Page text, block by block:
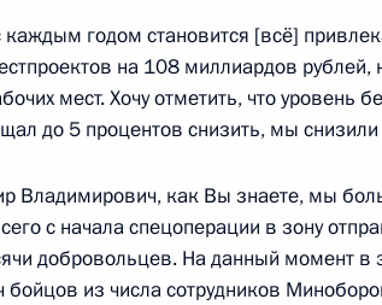
беседы с Председателем КНР Си
года, 10:10
года, среда
с Президентом Республики Конго
каждым годом становится [всё]
на 108 миллиардов рублей,
мест. Хочу отметить, что уровень
до 5 процентов снизить, мы
Владимирович, как Вы знаете, мы
с начала спецоперации в зону
добровольцев. На данный момент в
бойцов из числа сотрудников